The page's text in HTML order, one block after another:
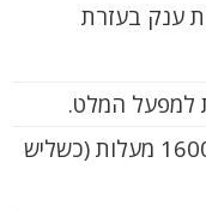
ענק בעזרת
למפעל המלט.
שורפים בכבשן בטמפרטורה של 1600 מעלות (כשליש